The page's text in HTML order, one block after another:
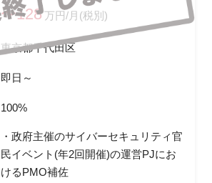
〜128万円/月(税別)
東京都千代田区
即日～
100%
・政府主催のサイバーセキュリティ官
民イベント(年2回開催)の運営PJにお
けるPMO補佐